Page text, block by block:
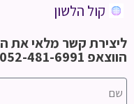
קול הלשון
ליצירת קשר מלאי את
הווצאפ 052-481-6991